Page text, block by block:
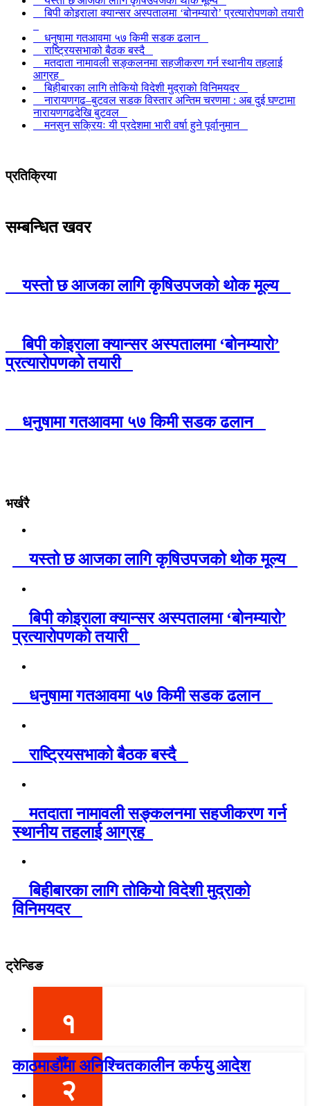
बिपी कोइराला क्यान्सर अस्पतालमा ‘बोनम्यारो’ प्रत्यारोपणको तयारी
धनुषामा गतआवमा ५७ किमी सडक ढलान
राष्ट्रियसभाको बैठक बस्दै
मतदाता नामावली सङ्कलनमा सहजीकरण गर्न स्थानीय तहलाई
आग्रह
बिहीबारका लागि तोकियो विदेशी मुद्राको विनिमयदर
नारायणगढ–बुटवल सडक विस्तार अन्तिम चरणमा : अब दुई घण्टामा
नारायणगढदेखि बुटवल
मनसुन सक्रियः यी प्रदेशमा भारी वर्षा हुने पूर्वानुमान
प्रतिक्रिया
सम्बन्धित खवर
यस्तो छ आजका लागि कृषिउपजको थोक मूल्य
बिपी कोइराला क्यान्सर अस्पतालमा ‘बोनम्यारो’
प्रत्यारोपणको तयारी
धनुषामा गतआवमा ५७ किमी सडक ढलान
भर्खरै
यस्तो छ आजका लागि कृषिउपजको थोक मूल्य
बिपी कोइराला क्यान्सर अस्पतालमा ‘बोनम्यारो’
प्रत्यारोपणको तयारी
धनुषामा गतआवमा ५७ किमी सडक ढलान
राष्ट्रियसभाको बैठक बस्दै
मतदाता नामावली सङ्कलनमा सहजीकरण गर्न
स्थानीय तहलाई आग्रह
बिहीबारका लागि तोकियो विदेशी मुद्राको
विनिमयदर
ट्रेन्डिङ
१
काठमाडौँमा अनिश्चितकालीन कर्फयु आदेश
२